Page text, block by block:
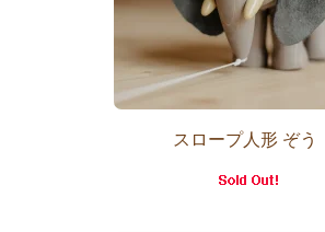
スロープ人形 ぞう